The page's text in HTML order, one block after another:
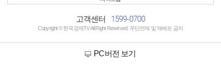
고객센터 1599-0700
Copyright © 한국경제TV All Right Reserved. 무단전재 및 재배포 금지
PC버전 보기